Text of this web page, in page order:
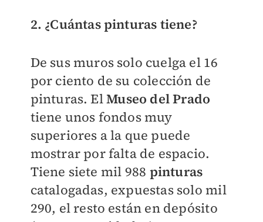
2. ¿Cuántas pinturas tiene?
De sus muros solo cuelga el 16
por ciento de su colección de
pinturas. ElMuseo del Prado
tiene unos fondos muy
superiores a la que puede
mostrar por falta de espacio.
Tiene siete mil 988 pinturas
catalogadas, expuestas solo mil
290, el resto están en depósito